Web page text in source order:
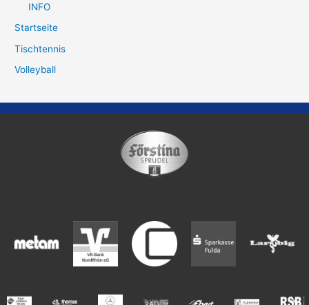
INFO
Startseite
Tischtennis
Volleyball